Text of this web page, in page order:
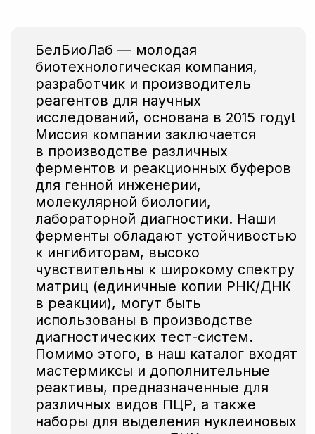
Заказать образцы
кислот и синтеза кДНК.
С 2022 года мы поставляем
импортные реактивы, лабораторное
оборудование и расходные
материалы от известных мировых
брендов как для своего
производства, так и для крупных
коммерческих компаний-
производителей, научно-
исследовательских институтов,
специализированных лабораторий.
Вы можетепротестировать нашу
продукцию и заказать тестовые образцы
прямо сейчас!
Если вам необходимо получить полную
то вы можете сделать это, нажав на кнопку
Смотреть прайс